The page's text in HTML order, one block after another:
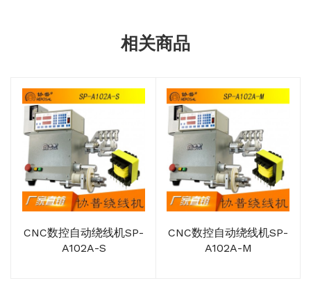
相关商品
CNC数控自动绕线机SP-
A102A-S
CNC数控自动绕线机SP-
A102A-M